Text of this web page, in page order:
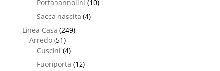
Portapannolini (10)
Sacca nascita (4)
Linea Casa (249)
Arredo (51)
Cuscini (4)
Fuoriporta (12)